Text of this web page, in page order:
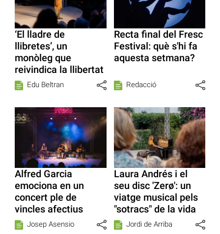
‘El lladre de
llibretes’, un
monòleg que
reivindica la llibertat
Edu Beltran
Recta final del Fresc
Festival: què s'hi fa
aquesta setmana?
Redacció
Alfred Garcia
emociona en un
concert ple de
vincles afectius
Josep Asensio
Laura Andrés i el
seu disc 'Zerø': un
viatge musical pels
"sotracs" de la vida
Jordi de Arriba